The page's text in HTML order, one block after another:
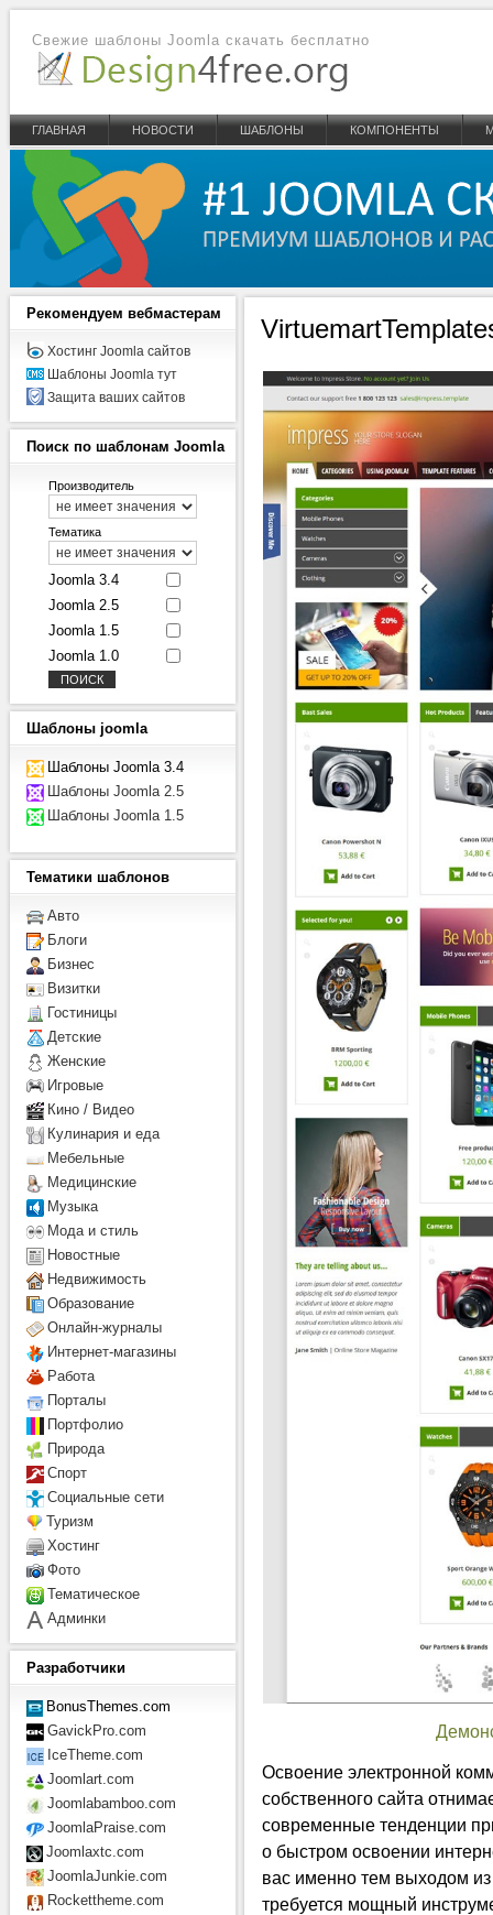
Свежие шаблоны Joomla скачать бесплатно
ГЛАВНАЯ НОВОСТИ ШАБЛОНЫ КОМПОНЕНТЫ
Освоение электронной
собственного сайта
современные тенденции
о быстром освоении
вас именно тем выходом
требуется мощный
Рекомендуем вебмастерам
Хостинг Joomla сайтов
Шаблоны Joomla тут
Защита ваших сайтов
Поиск по шаблонам Joomla
Производитель
Тематика
Joomla 3.4
Joomla 2.5
Joomla 1.5
Joomla 1.0
Шаблоны joomla
Шаблоны Joomla 3.4
Шаблоны Joomla 2.5
Шаблоны Joomla 1.5
Тематики шаблонов
Авто
Блоги
Бизнес
Визитки
Гостиницы
Детcкие
Женские
Игровые
Кино / Видео
Кулинария и еда
Мебельные
Медицинские
Музыка
Мода и стиль
Новостные
Недвижимость
Образование
Онлайн-журналы
Интернет-магазины
Работа
Порталы
Портфолио
Природа
Спорт
Социальные сети
Туризм
Хостинг
Фото
Тематическое
Админки
Разработчики
BonusThemes.com
GavickPro.com
IceTheme.com
Joomlart.com
Joomlabamboo.com
JoomlaPraise.com
Joomlaxtc.com
JoomlaJunkie.com
Rockettheme.com